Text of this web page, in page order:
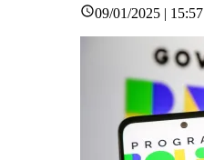
09/01/2025 | 15:57